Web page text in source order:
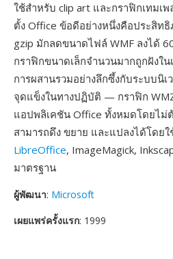
ใช้สำหรับ clip art และกราฟิกเทมเ
ตั้ง Office ข้อดีอย่างหนึ่งคือประสิท
gzip มักลดขนาดไฟล์ WMF ลงได้
กราฟิกขนาดเล็กจำนวนมากถูกฝังใน
การผสานรวมอย่างลึกซึ้งกับระบบนิ
จุดแข็งในทางปฏิบัติ — กราฟิก
แอปพลิเคชัน Office ทั้งหมดโดยไม่
สามารถดึง ขยาย และแปลงได้โดยใ
LibreOffice, ImageMagick,
มาตรฐาน
ผู้พัฒนา: Microsoft
เผยแพร่ครั้งแรก: 1999